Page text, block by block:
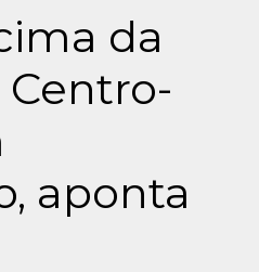
da
aponta